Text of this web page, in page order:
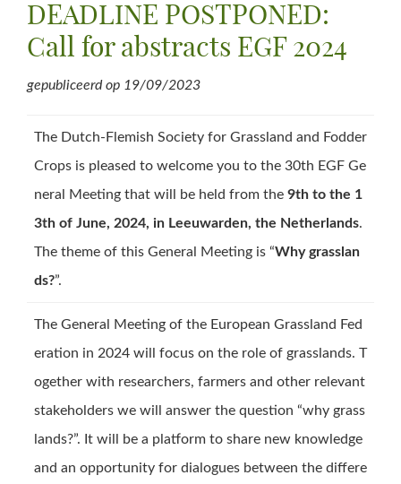
DEADLINE POSTPONED:
Call for abstracts EGF 2024
gepubliceerd op 19/09/2023
The Dutch-Flemish Society for Grassland and Fodder
Crops is pleased to welcome you to the 30th EGF Ge
neral Meeting that will be held from the 9th to the 1
3th of June, 2024, in Leeuwarden, the Netherlands.
The theme of this General Meeting is “Why grasslan
ds?”.
The General Meeting of the European Grassland Fed
eration in 2024 will focus on the role of grasslands. T
ogether with researchers, farmers and other relevant
stakeholders we will answer the question “why grass
lands?”. It will be a platform to share new knowledge
and an opportunity for dialogues between the differe